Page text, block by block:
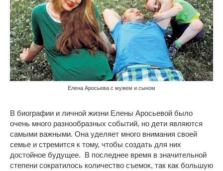
Елена Аросьева с мужем и сыном
В биографии и личной жизни Елены Аросьевой было
очень много разнообразных событий, но дети являются
самыми важными. Она уделяет много внимания своей
семье и стремится к тому, чтобы создать для них
достойное будущее. В последнее время в значительной
степени сократилось количество съемок, так как большую